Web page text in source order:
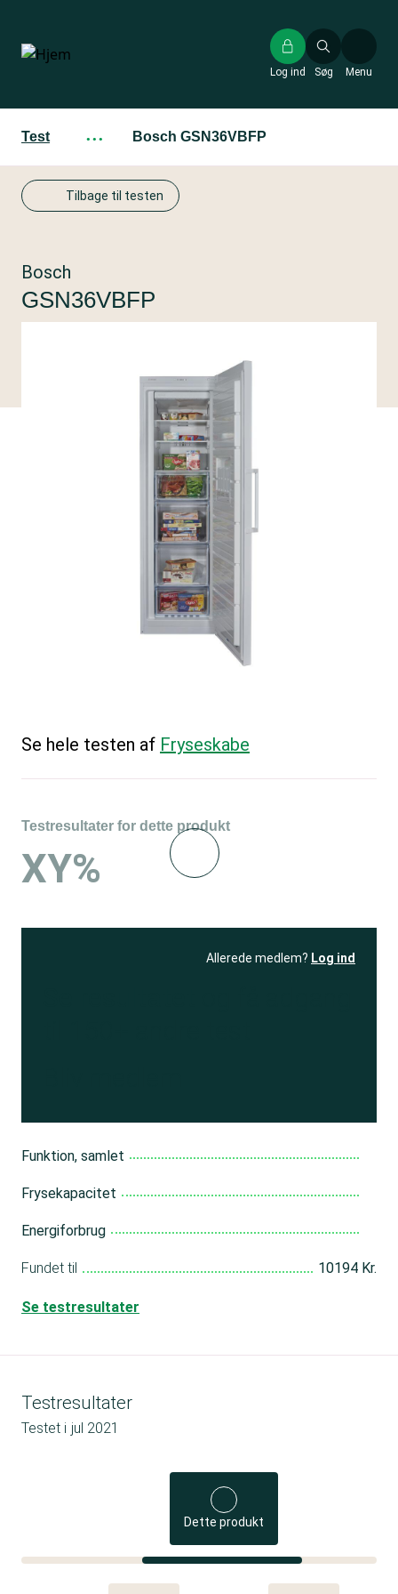
hovedindhold
Søg
Log ind Menu
Test ··· Bosch GSN36VBFP
Tilbage til testen
Bosch
GSN36VBFP
Se hele testen af Fryseskabe
Testresultater for dette produkt
XY%
Allerede medlem? Log ind
Funktion, samlet
Frysekapacitet
Energiforbrug
Fundet til 10194 Kr.
Se testresultater
Testresultater
Testet i jul 2021
Dette produkt